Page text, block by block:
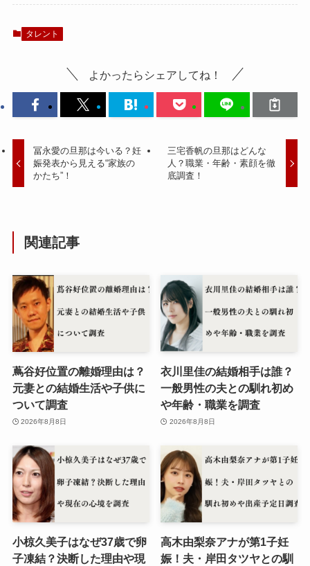
タレント
よかったらシェアしてね！
冨永愛の旦那は今いる？妊
娠発表から見える“家族の
かたち”！
三宅香帆の旦那はどんな
人？職業・年齢・素顔を徹
底調査！
関連記事
蔦谷好位置の離婚理由は？
元妻との結婚生活や子供に
ついて調査
2026年8月8日
衣川里佳の結婚相手は誰？
一般男性の夫との馴れ初め
や年齢・職業を調査
2026年8月8日
小椋久美子はなぜ37歳で卵
子凍結？決断した理由や現
高木由梨奈アナが第1子妊
娠！夫・岸田タツヤとの馴